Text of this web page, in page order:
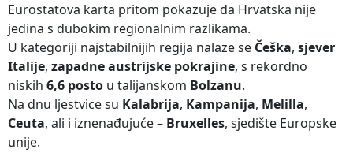
Eurostatova karta pritom pokazuje da Hrvatska nije
jedina s dubokim regionalnim razlikama.
U kategoriji najstabilnijih regija nalaze se Češka, sjever
Italije, zapadne austrijske pokrajine, s rekordno
niskih 6,6 posto u talijanskom Bolzanu.
Na dnu ljestvice su Kalabrija, Kampanija, Melilla,
Ceuta, ali i iznenađujuće – Bruxelles, sjedište Europske
unije.